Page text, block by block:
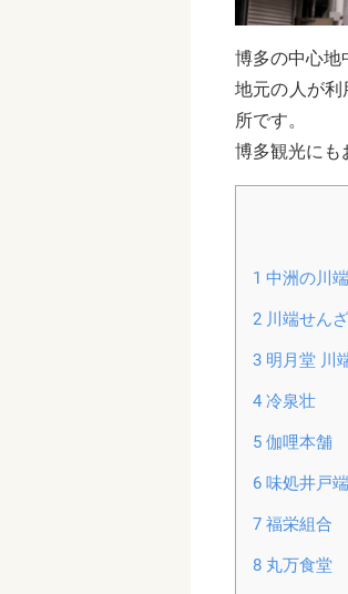
博多の中心地
地元の人が
所です。
博多観光にも
1 中洲の川
2川端せん
3明月堂 川
4冷泉壮
5伽哩本舗
6味処井戸
7福栄組合
8丸万食堂